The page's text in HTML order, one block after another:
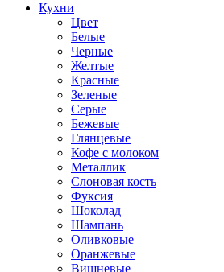
Кухни
Цвет
Белые
Черные
Желтые
Красные
Зеленые
Серые
Бежевые
Глянцевые
Кофе с молоком
Металлик
Слоновая кость
Фуксия
Шоколад
Шампань
Оливковые
Оранжевые
Вишневые